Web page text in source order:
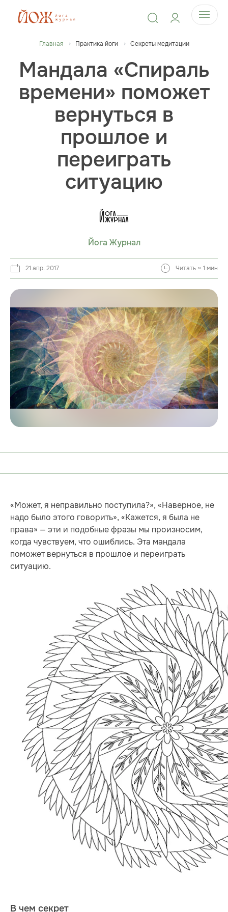
Главная Практика йоги Секреты медитации
Мандала «Спираль
времени» поможет
вернуться в
прошлое и
переиграть
ситуацию
Йога Журнал
21 апр. 2017 Читать ~ 1 мин
«Может, я неправильно поступила?», «Наверное, не
надо было этого говорить», «Кажется, я была не
права» — эти и подобные фразы мы произносим,
когда чувствуем, что ошиблись. Эта мандала
поможет вернуться в прошлое и переиграть
ситуацию.
В чем секрет